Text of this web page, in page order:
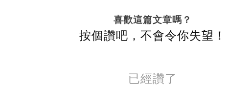
喜歡這篇文章嗎？
按個讚吧，不會令你失望！
已經讚了